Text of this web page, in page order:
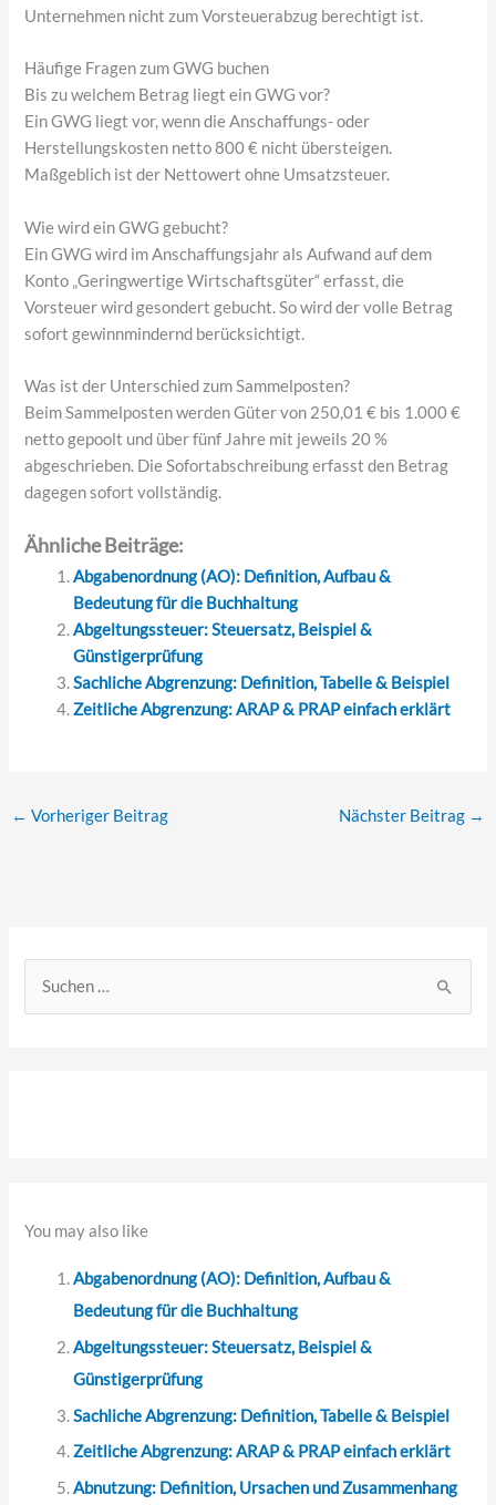
Unternehmen nicht zum Vorsteuerabzug berechtigt ist.
Häufige Fragen zum GWG buchen
Bis zu welchem Betrag liegt ein GWG vor?
Ein GWG liegt vor, wenn die Anschaffungs- oder
Herstellungskosten netto 800 € nicht übersteigen.
Maßgeblich ist der Nettowert ohne Umsatzsteuer.
Wie wird ein GWG gebucht?
Ein GWG wird im Anschaffungsjahr als Aufwand auf dem
Konto „Geringwertige Wirtschaftsgüter“ erfasst, die
Vorsteuer wird gesondert gebucht. So wird der volle Betrag
sofort gewinnmindernd berücksichtigt.
Was ist der Unterschied zum Sammelposten?
Beim Sammelposten werden Güter von 250,01 € bis 1.000 €
netto gepoolt und über fünf Jahre mit jeweils 20 %
abgeschrieben. Die Sofortabschreibung erfasst den Betrag
dagegen sofort vollständig.
Ähnliche Beiträge:
Abgabenordnung (AO): Definition, Aufbau &
Bedeutung für die Buchhaltung
Abgeltungssteuer: Steuersatz, Beispiel &
Günstigerprüfung
Sachliche Abgrenzung: Definition, Tabelle & Beispiel
Zeitliche Abgrenzung: ARAP & PRAP einfach erklärt
← Vorheriger Beitrag Nächster Beitrag →
You may also like
Abgabenordnung (AO): Definition, Aufbau &
Bedeutung für die Buchhaltung
Abgeltungssteuer: Steuersatz, Beispiel &
Günstigerprüfung
Sachliche Abgrenzung: Definition, Tabelle & Beispiel
Zeitliche Abgrenzung: ARAP & PRAP einfach erklärt
Abnutzung: Definition, Ursachen und Zusammenhang